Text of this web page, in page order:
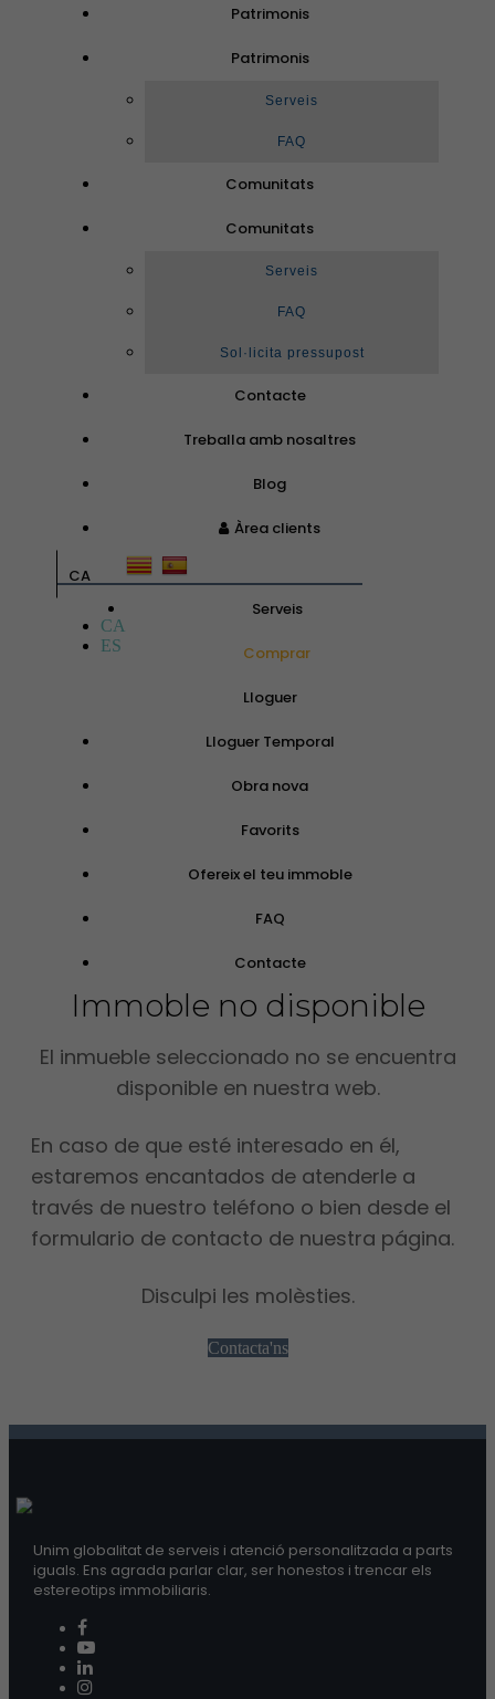
Patrimonis
Patrimonis
Serveis
FAQ
Comunitats
Comunitats
Serveis
FAQ
Sol·licita pressupost
Contacte
Treballa amb nosaltres
Blog
Àrea clients
CA
CA
ES
Serveis
Comprar
Lloguer
Lloguer Temporal
Obra nova
Favorits
Ofereix el teu immoble
FAQ
Contacte
Immoble no disponible
El inmueble seleccionado no se encuentra
disponible en nuestra web.
En caso de que esté interesado en él,
estaremos encantados de atenderle a
través de nuestro teléfono o bien desde el
formulario de contacto de nuestra página.
Disculpi les molèsties.
Contacta'ns
Unim globalitat de serveis i atenció personalitzada a parts
iguals. Ens agrada parlar clar, ser honestos i trencar els
estereotips immobiliaris.